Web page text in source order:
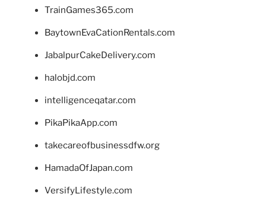
TrainGames365.com
BaytownEvaCationRentals.com
JabalpurCakeDelivery.com
halobjd.com
intelligenceqatar.com
PikaPikaApp.com
takecareofbusinessdfw.org
HamadaOfJapan.com
VersifyLifestyle.com